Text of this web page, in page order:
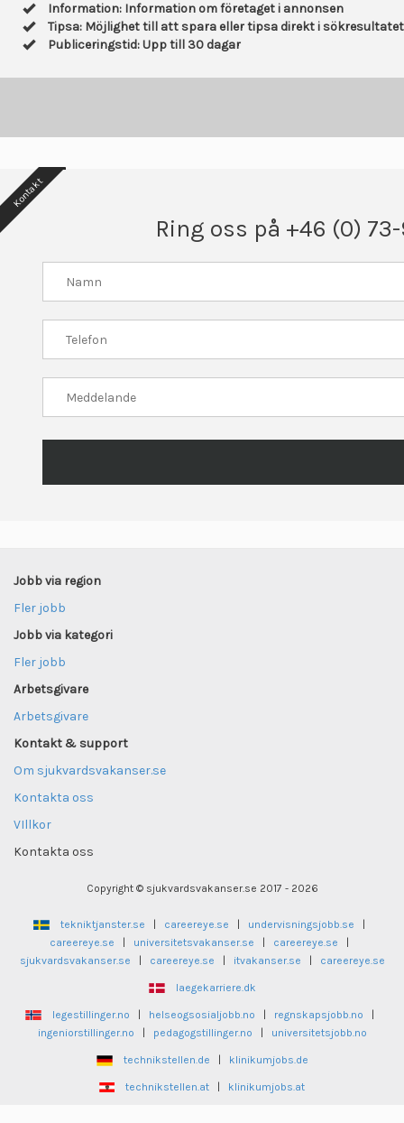
Information: Information om företaget i annonsen
Tipsa: Möjlighet till att spara eller tipsa direkt i sökresultatet
Publiceringstid: Upp till 30 dagar
Kontakt
Ring oss på +46 (0)
Jobb via region
Fler jobb
Jobb via kategori
Fler jobb
Arbetsgivare
Arbetsgivare
Kontakt & support
Om sjukvardsvakanser.se
Kontakta oss
VIllkor
Kontakta oss
Copyright © sjukvardsvakanser.se 2017 - 2026
tekniktjanster.se careereye.se undervisningsjobb.se
careereye.se
universitetsvakanser.se careereye.se
sjukvardsvakanser.se
careereye.se itvakanser.se careereye.se
laegekarriere.dk
legestillinger.no helseogsosialjobb.no regnskapsjobb.no
ingeniorstillinger.no
pedagogstillinger.no universitetsjobb.no
technikstellen.de klinikumjobs.de
technikstellen.at klinikumjobs.at